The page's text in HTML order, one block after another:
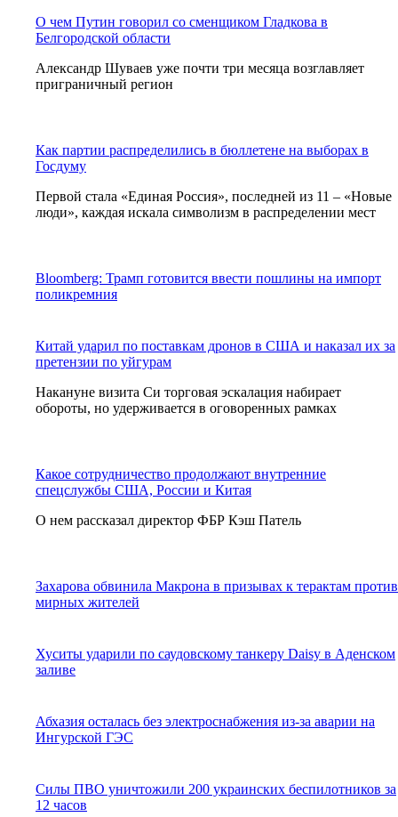
О чем Путин говорил со сменщиком Гладкова в
Белгородской области
Александр Шуваев уже почти три месяца возглавляет
приграничный регион
Как партии распределились в бюллетене на выборах в
Госдуму
Первой стала «Единая Россия», последней из 11 – «Новые
люди», каждая искала символизм в распределении мест
Bloomberg: Трамп готовится ввести пошлины на импорт
поликремния
Китай ударил по поставкам дронов в США и наказал их за
претензии по уйгурам
Накануне визита Си торговая эскалация набирает
обороты, но удерживается в оговоренных рамках
Какое сотрудничество продолжают внутренние
спецслужбы США, России и Китая
О нем рассказал директор ФБР Кэш Патель
Захарова обвинила Макрона в призывах к терактам против
мирных жителей
Хуситы ударили по саудовскому танкеру Daisy в Аденском
заливе
Абхазия осталась без электроснабжения из-за аварии на
Ингурской ГЭС
Силы ПВО уничтожили 200 украинских беспилотников за
12 часов